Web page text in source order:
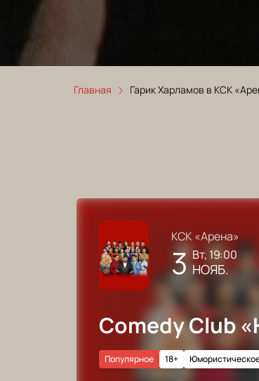
Главная Гарик Харламов в КСК
КСК «Арена»
3 вт, 19:00
НОЯБ.
Comedy Club
18+
Популярное